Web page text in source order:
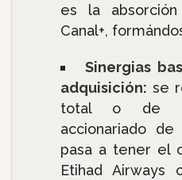
es la
Canal+,
Sinergias
adquisición: se
total o de
accionariado
pasa a tener el
Etihad Airways